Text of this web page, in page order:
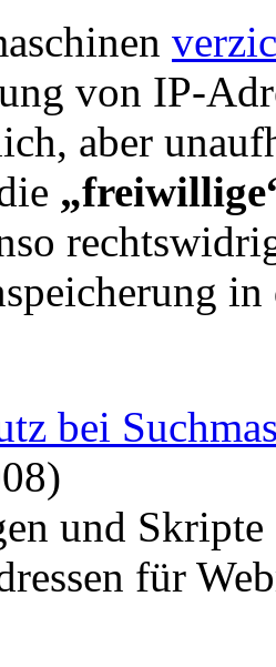
von IP-
aber
bei
und
für